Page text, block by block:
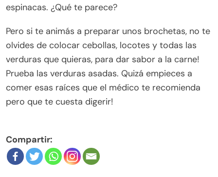
espinacas. ¿Qué te parece?
Pero si te animás a preparar unos brochetas, no te
olvides de colocar cebollas, locotes y todas las
verduras que quieras, para dar sabor a la carne!
Prueba las verduras asadas. Quizá empieces a
comer esas raíces que el médico te recomienda
pero que te cuesta digerir!
Compartir: